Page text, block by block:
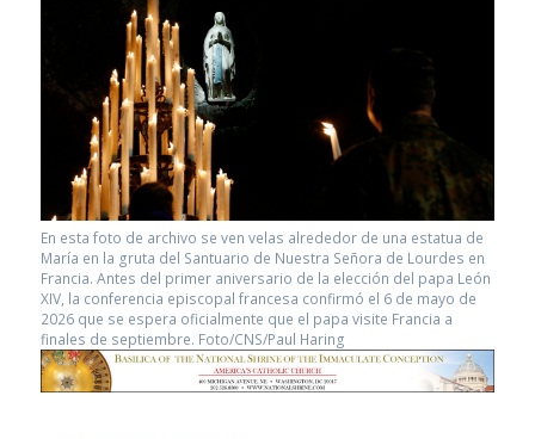
En esta foto de archivo se ven velas alrededor de una estatua de
María en la gruta del Santuario de Nuestra Señora de Lourdes en
Francia. Antes del primer aniversario de la elección del papa León
XIV, la conferencia episcopal francesa confirmó el 6 de mayo de
2026 que se espera oficialmente que el papa visite Francia a
finales de septiembre. Foto/CNS/Paul Haring